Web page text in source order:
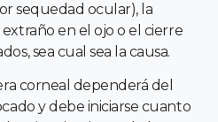
sequedad ocular), la
en el ojo o el cierre
sea cual sea la causa.
corneal dependerá del
y debe iniciarse cuanto